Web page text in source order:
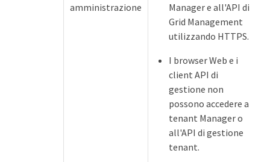
amministrazione
Manager e all'API di
Grid Management
utilizzando HTTPS.
I browser Web e i
client API di
gestione non
possono accedere a
tenant Manager o
all'API di gestione
tenant.